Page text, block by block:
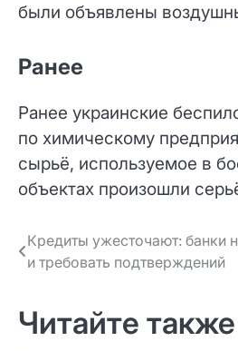
были объявлены
Ранее
Ранее украинские
по химическому
сырьё, используемое в
объектах произошли
Навигация
по записям
Кредиты ужесточают: банки
и требовать подтверждений
Читайте также